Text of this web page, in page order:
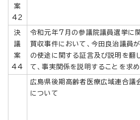
案
42
決
議
案
44
令和元年7月の参議院議員選挙に
買収事件において、今田良治議員
の使途に関する証言及び説明を翻
て、事実関係を説明することを求
広島県後期高齢者医療広域連合議
について